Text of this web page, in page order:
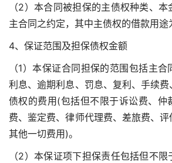
（2）本合同被担保的主债权种类、
主合同之约定，其中主债权的借款用途
4、保证范围及担保债权金额
（1）本保证合同担保的范围包括主合
利息、逾期利息、罚息、复利、手续
债权的费用(包括但不限于诉讼费、仲
费、鉴定费、律师代理费、差旅费、
其他一切费用)。
（2）本保证项下担保责任包括但不